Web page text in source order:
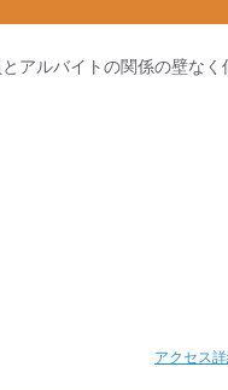
アルバイトの関係の壁なく
アクセス